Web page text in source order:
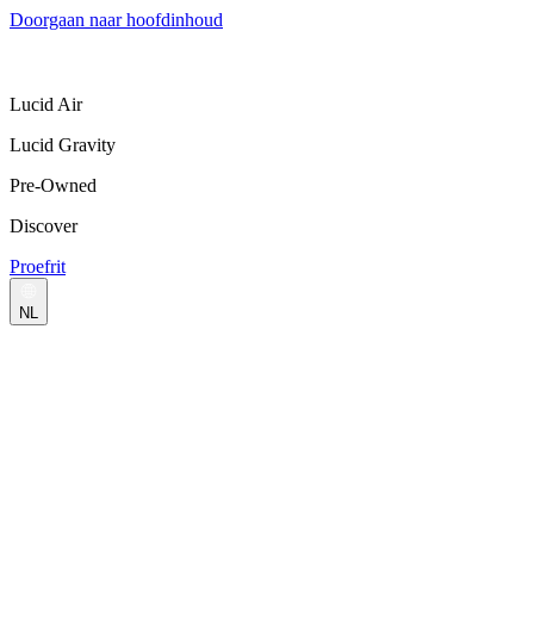
Doorgaan naar hoofdinhoud
Lucid Air
Lucid Gravity
Pre-Owned
Discover
Proefrit
NL